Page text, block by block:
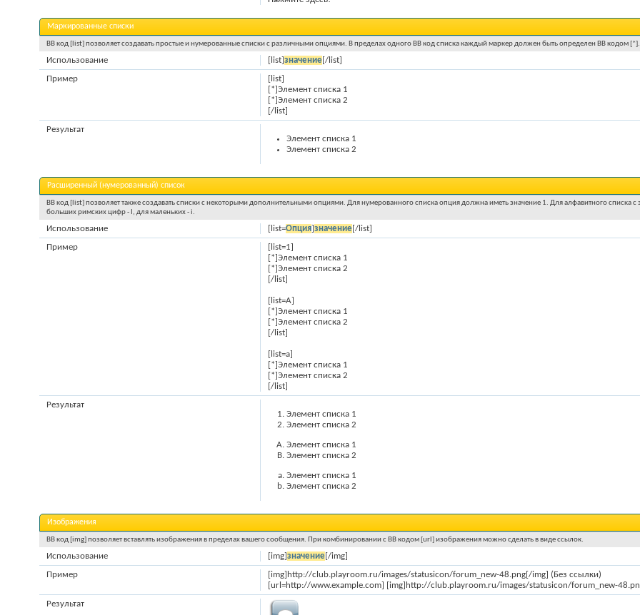
Маркированные списки
BB код [list] позволяет создавать простые и нумерованные списки с различными опциями. В пределах одного BB код списка каждый маркер должен быть определен BB кодом [*].
[list]значение[/list]
Использование
[list]
[*]Элемент списка 1
[*]Элемент списка 2
[/list]
Пример
Элемент списка 1
Элемент списка 2
Результат
Расширенный (нумерованный) список
BB код [list] позволяет также создавать списки с некоторыми дополнительными опциями. Для нумерованного списка опция должна иметь значение 1. Для алфавитного списка
больших римских цифр - I, для маленьких - i.
[list=Опция]значение[/list]
Использование
[list=1]
[*]Элемент списка 1
[*]Элемент списка 2
[/list]
[list=A]
[*]Элемент списка 1
[*]Элемент списка 2
[/list]
[list=a]
[*]Элемент списка 1
[*]Элемент списка 2
[/list]
Пример
Элемент списка 1
Элемент списка 2
Элемент списка 1
Элемент списка 2
Элемент списка 1
Элемент списка 2
Результат
Изображения
BB код [img] позволяет вставлять изображения в пределах вашего сообщения. При комбинировании с BB кодом [url] изображения можно сделать в виде ссылок.
[img]значение[/img]
Использование
[img]http://club.playroom.ru/images/statusicon/forum_new-48.png[/img] (Без ссылки)
[url=http://www.example.com] [img]http://club.playroom.ru/images/statusicon/forum_new-
Пример
Результат